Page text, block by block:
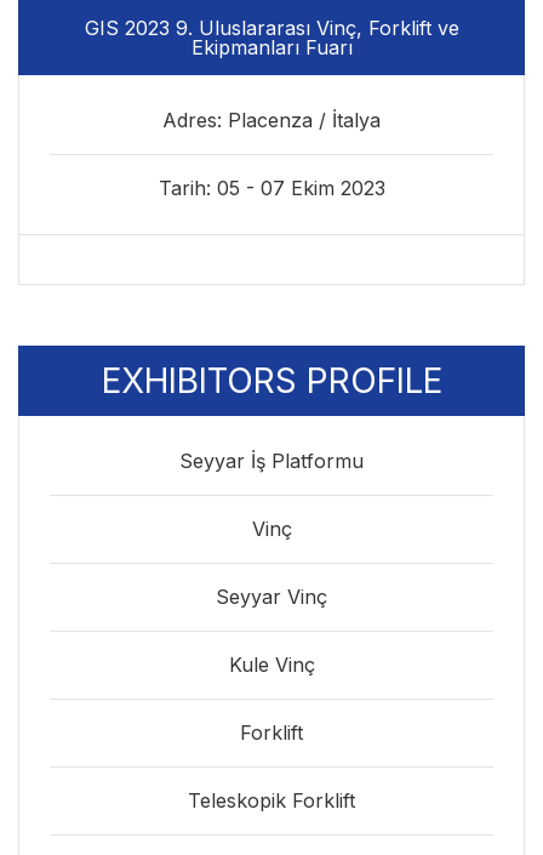
GIS 2023 9. Uluslararası Vinç, Forklift ve
Ekipmanları Fuarı
Adres: Placenza / İtalya
Tarih: 05 - 07 Ekim 2023
EXHIBITORS PROFILE
Seyyar İş Platformu
Vinç
Seyyar Vinç
Kule Vinç
Forklift
Teleskopik Forklift